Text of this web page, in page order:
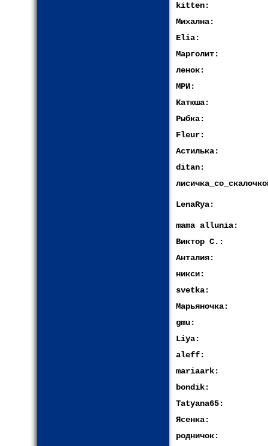
kitten:
Михална:
Elia:
Марголит:
ленок:
МРИ:
Катюша:
Рыбка:
Fleur:
Астилька:
ditan:
LenaRya:
mama allunia:
Виктор С.:
Анталия:
никси:
svetka:
Марьяночка:
gmu:
Liya:
aleff:
mariaark:
bondik:
Tatyana65:
Ясенка:
родничок: